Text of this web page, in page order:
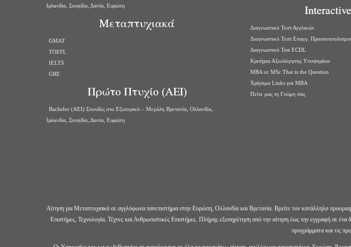
Ιρλανδία, Σουηδία, Δανία, Ευρώπη
Μεταπτυχιακά
GMAT
TOEFL
IELTS
GRE
Πρώτο Πτυχίο (ΑΕΙ)
Bachelor (ΑΕΙ) Σπουδές στο Εξωτερικό – Μεγάλη Βρετανία, Ολλανδία,
Ιρλανδία, Σουηδία, Δανία, Ευρώπη
Διαγνωστικό Τεστ Αγγλικών
Διαγνωστικό Τεστ Επαγγ.
Διαγνωστικό Test ECDL
Κριτήρια Αξιολόγησης Υποψηφίων
MBA or MSc That is the Question
Χρήσιμα Links για ΜBA
Πείτε μας τη Γνώμη σας
Αίτηση για Μεταπτυχιακά σε αγγλόφωνα πανεπιστήμια στην Ευρώπη, Ολλανδία και Βρετανία. Βρείτε τον κατάλληλο
Επιστήμες, Τεχνολογία, Τέχνες και Ανθρωπιστικές Επιστήμες. Πλήρης εξυπηρέτηση από την αίτηση έως την εγγραφή σε
προγράμματα και τις